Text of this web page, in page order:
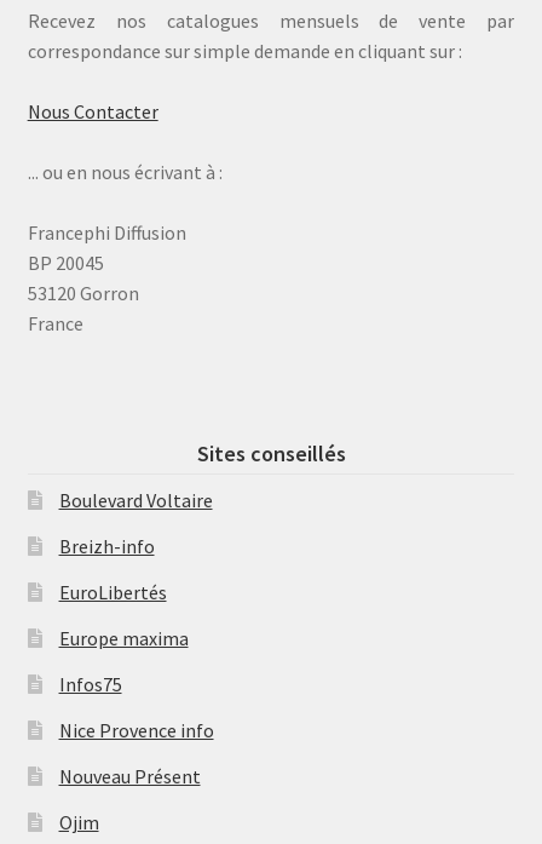
Recevez nos catalogues mensuels de vente par
correspondance sur simple demande en cliquant sur :
Nous Contacter
... ou en nous écrivant à :
Francephi Diffusion
BP 20045
53120 Gorron
France
Sites conseillés
Boulevard Voltaire
Breizh-info
EuroLibertés
Europe maxima
Infos75
Nice Provence info
Nouveau Présent
Ojim